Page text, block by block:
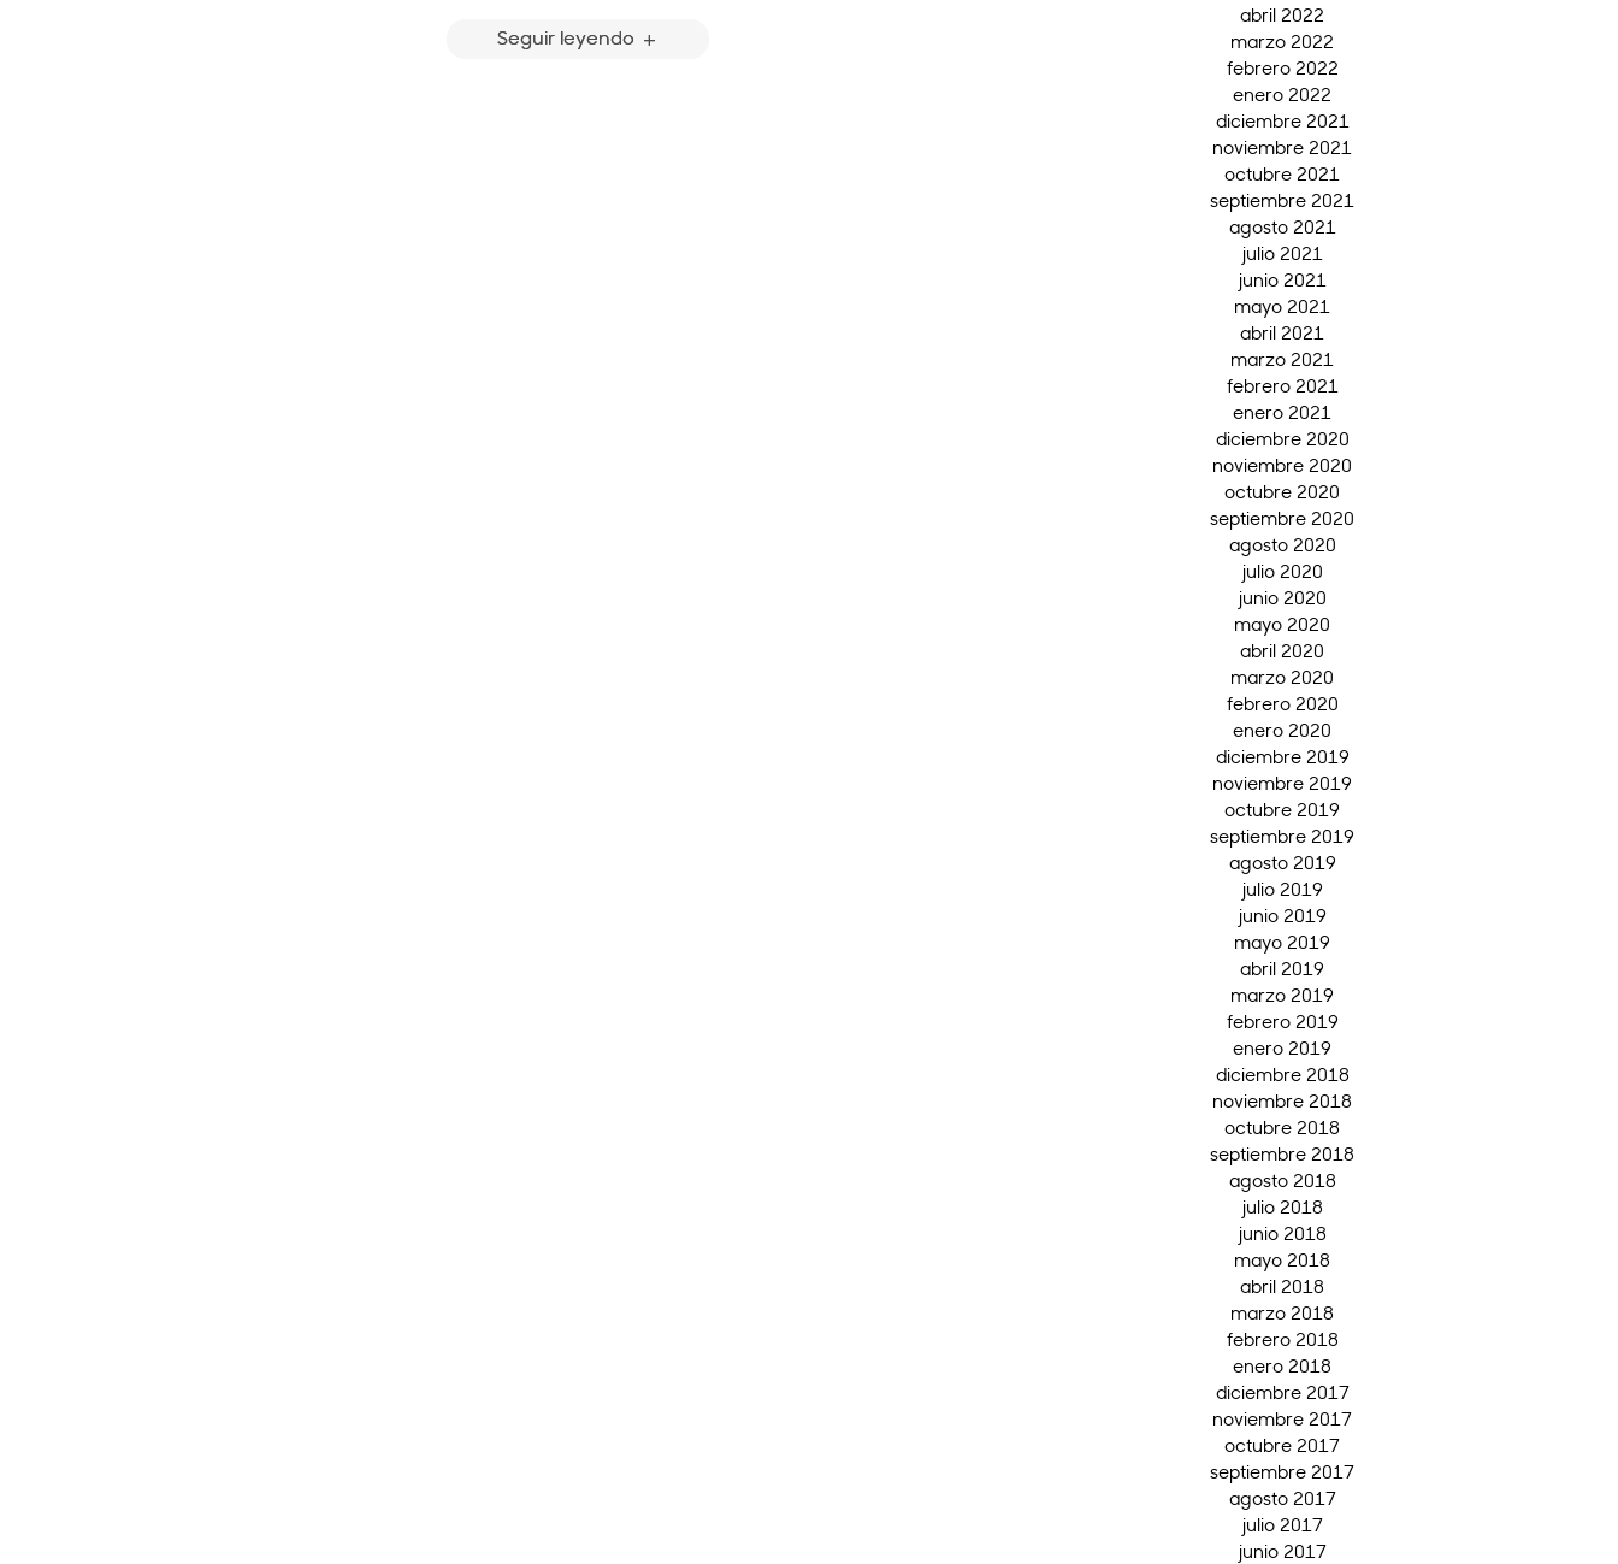
Seguir leyendo
abril 2022
marzo 2022
febrero 2022
enero 2022
diciembre 2021
noviembre 2021
octubre 2021
septiembre 2021
agosto 2021
julio 2021
junio 2021
mayo 2021
abril 2021
marzo 2021
febrero 2021
enero 2021
diciembre 2020
noviembre 2020
octubre 2020
septiembre 2020
agosto 2020
julio 2020
junio 2020
mayo 2020
abril 2020
marzo 2020
febrero 2020
enero 2020
diciembre 2019
noviembre 2019
octubre 2019
septiembre 2019
agosto 2019
julio 2019
junio 2019
mayo 2019
abril 2019
marzo 2019
febrero 2019
enero 2019
diciembre 2018
noviembre 2018
octubre 2018
septiembre 2018
agosto 2018
julio 2018
junio 2018
mayo 2018
abril 2018
marzo 2018
febrero 2018
enero 2018
diciembre 2017
noviembre 2017
octubre 2017
septiembre 2017
agosto 2017
julio 2017
junio 2017